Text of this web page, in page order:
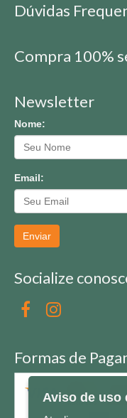
Dúvidas
Compra 100%
Newsletter
Nome:
Email:
Enviar
Socialize
Formas de
Aviso de uso